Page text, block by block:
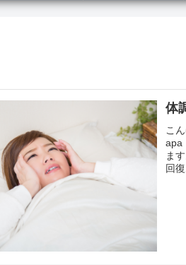
体
こ
apa
ま
回